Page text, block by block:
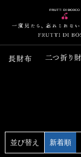
並び替え 新着順